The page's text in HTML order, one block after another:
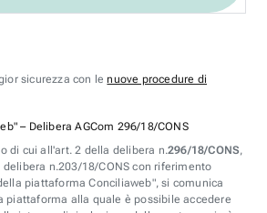
sicurezza con lenuove procedure di
– Delibera AGCom 296/18/CONS
di cui all'art. 2 della delibera n.296/18/CONS,
n.203/18/CONS con riferimento
piattaforma Conciliaweb", si comunica
piattaforma alla quale è possibile accedere